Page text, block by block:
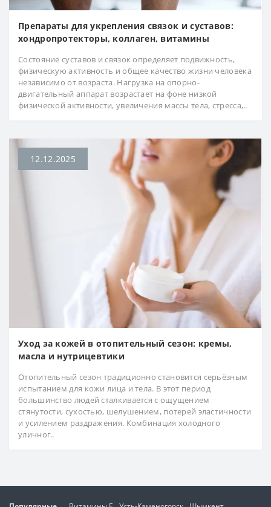
Препараты для укрепления связок и суставов:
хондропротекторы, коллаген, витамины
Состояние суставов и связок определяет подвижность,
физическую активность и общее качество жизни человека
независимо от возраста. Нагрузка на опорно-
двигательный аппарат возрастает на фоне низкой
физической активности, увеличения массы тела, стресса,..
12.12.2025
Уход за кожей в отопительный сезон: кремы,
масла и нутрицевтики
Отопительный сезон традиционно становится серьёзным
испытанием для кожи лица и тела. В этот период
большинство людей сталкивается с ощущением
стянутости, сухостью, шелушением, потерей эластичности
и усилением раздражения. Комбинация холодного
уличног..